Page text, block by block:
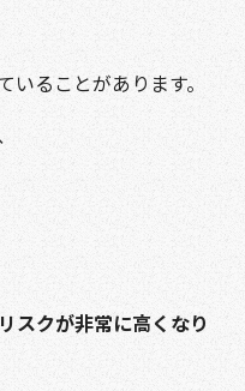
ることがあります。
スクが非常に高くなり